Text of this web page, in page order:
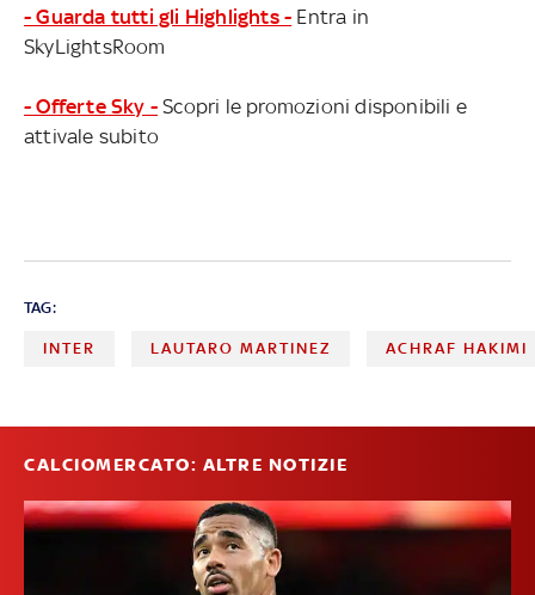
- Guarda tutti gli Highlights - Entra in
SkyLightsRoom
- Offerte Sky - Scopri le promozioni disponibili e
attivale subito
TAG:
INTER LAUTARO MARTINEZ ACHRAF HAKIMI
CALCIOMERCATO: ALTRE NOTIZIE